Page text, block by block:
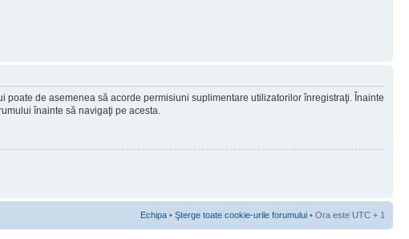
de asemenea să acorde permisiuni suplimentare utilizatorilor înregistraţi. Înainte
înainte să navigaţi pe acesta.
Echipa • Şterge toate cookie-urile forumului • Ora este UTC + 1